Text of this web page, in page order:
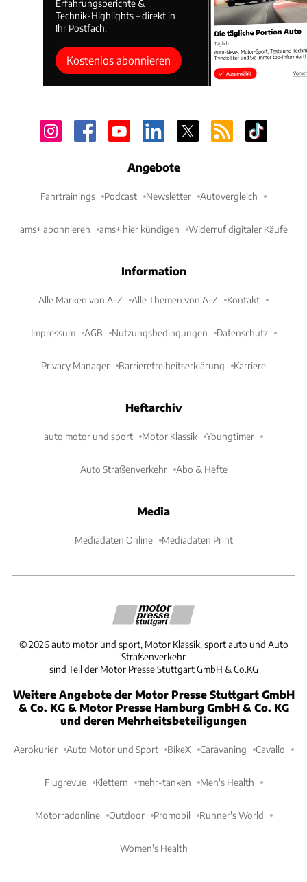
Erfahrungsberichte &
Technik-Highlights – direkt in
Ihr Postfach.
Kostenlos abonnieren
Angebote
Fahrtrainings Podcast Newsletter Autovergleich
ams+ abonnieren ams+ hier kündigen Widerruf digitaler Käufe
Information
Alle Marken von A-Z Alle Themen von A-Z Kontakt
Impressum AGB Nutzungsbedingungen Datenschutz
Privacy Manager Barrierefreiheitserklärung Karriere
Heftarchiv
auto motor und sport Motor Klassik Youngtimer
Auto Straßenverkehr Abo & Hefte
Media
Mediadaten Online Mediadaten Print
©2026 auto motor und sport, Motor Klassik, sport auto und Auto
Straßenverkehr
sind Teil der Motor Presse Stuttgart GmbH & Co.KG
Weitere Angebote der Motor Presse Stuttgart GmbH
& Co. KG & Motor Presse Hamburg GmbH & Co. KG
und deren Mehrheitsbeteiligungen
Aerokurier Auto Motor und Sport BikeX Caravaning Cavallo
Flugrevue Klettern mehr-tanken Men's Health
Motorradonline Outdoor Promobil Runner's World
Women's Health